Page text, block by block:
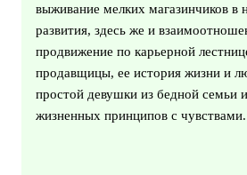
выживание мелких магазинчиков в
развития, здесь же и
продвижение по карьерной
продавщицы, ее история жизни и
простой девушки из бедной семьи
жизненных принципов с